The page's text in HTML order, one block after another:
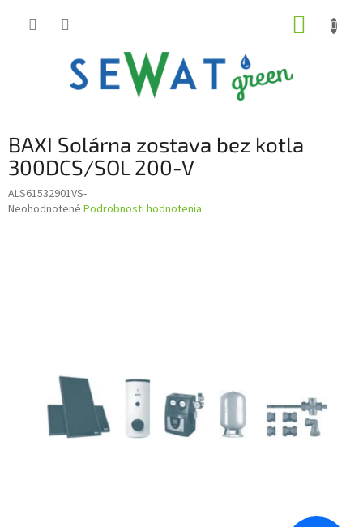
BAXI Solárna zostava bez kotla
300DCS/SOL 200-V
ALS61532901VS-
Priemerné
Neohodnotené Podrobnosti hodnotenia